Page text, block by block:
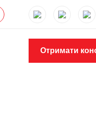
Отримати